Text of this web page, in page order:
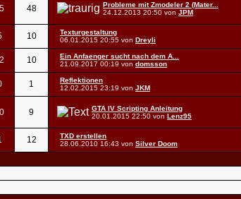
48
Probleme mit Zmodeler 2 (Mater...
24.12.2013 20:50 von JPM
10
Texturgestaltung
06.01.2015 20:55 von Dreyli
10
Ein Anfaenger sucht nach dem A...
21.09.2017 00:19 von domsson
1
Reflektionen
12.02.2015 23:19 von JKM
9
GTA IV Scripting Anleitung
20.01.2015 22:50 von Lenz95
12
TXD erstellen
28.06.2010 16:43 von Silver Doom